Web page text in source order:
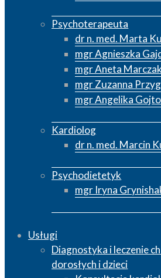
Psychoterapeuta
dr n. med. Marta
mgr Agnieszka
mgr Aneta Marczak
mgr Zuzanna
mgr Angelika
Kardiolog
dr n. med. Marcin
Psychodietetyk
mgr Iryna
Usługi
Diagnostyka i leczenie
dorosłych i dzieci